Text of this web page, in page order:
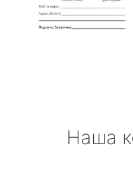
Никольский
Наша